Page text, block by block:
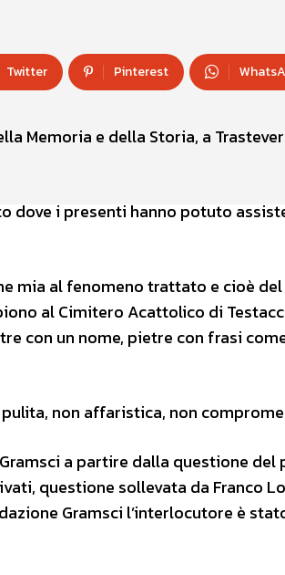
Twitter Pinterest
Memoria e della Storia, a
dove i presenti hanno potuto
mia al fenomeno trattato e cioè
al Cimitero Acattolico di
con un nome, pietre con frasi
non affaristica, non
a partire dalla questione
questione sollevata da Franco
Gramsci l’interlocutore è